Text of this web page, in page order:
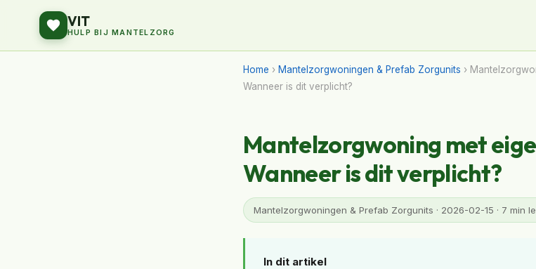
VIT
HULP BIJ MANTELZORG
Home › Mantelzorgwoningen & Prefab Zorgunits ›
Wanneer is dit verplicht?
Mantelzorgwoning met
Wanneer is dit verplicht?
Mantelzorgwoningen & Prefab Zorgunits · 2026-02-15 · 7 min
In dit artikel